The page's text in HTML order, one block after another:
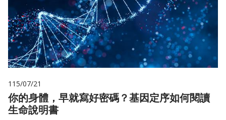
115/07/21
你的身體，早就寫好密碼？基因定序如何閱讀
生命說明書